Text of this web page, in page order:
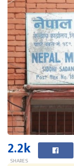
2.2k
SHARES